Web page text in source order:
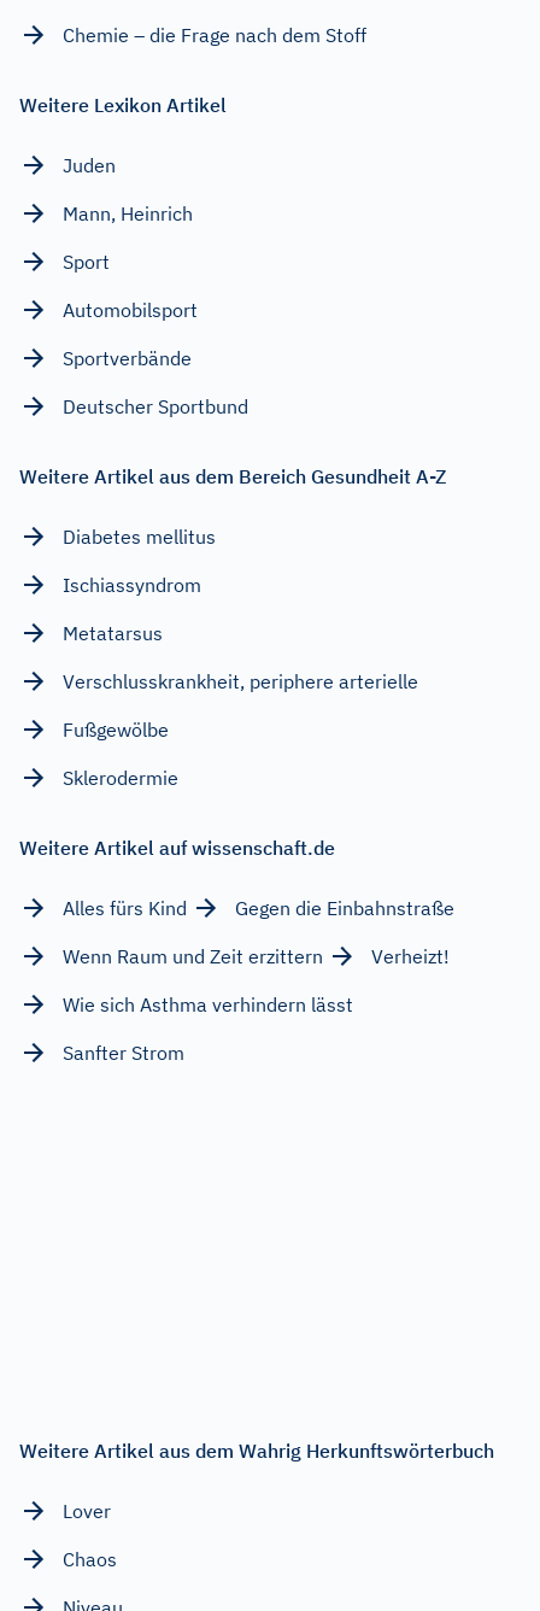
Chemie – die Frage nach dem Stoff
Weitere Lexikon Artikel
Juden
Mann, Heinrich
Sport
Automobilsport
Sportverbände
Deutscher Sportbund
Weitere Artikel aus dem Bereich Gesundheit A-Z
Diabetes mellitus
Ischiassyndrom
Metatarsus
Verschlusskrankheit, periphere arterielle
Fußgewölbe
Sklerodermie
Weitere Artikel auf wissenschaft.de
Alles fürs Kind
Gegen die Einbahnstraße
Wenn Raum und Zeit erzittern
Verheizt!
Wie sich Asthma verhindern lässt
Sanfter Strom
Weitere Artikel aus dem Wahrig Herkunftswörterbuch
Lover
Chaos